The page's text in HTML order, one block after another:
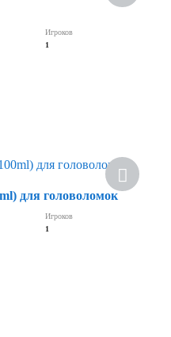
Игроков
1
для головоломок
Игроков
1